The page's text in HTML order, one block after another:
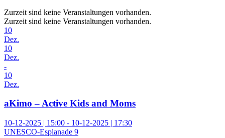
Zurzeit sind keine Veranstaltungen vorhanden.
Zurzeit sind keine Veranstaltungen vorhanden.
10
Dez.
10
Dez.
-
10
Dez.
aKimo – Active Kids and Moms
10-12-2025 | 15:00 - 10-12-2025 | 17:30
UNESCO-Esplanade 9